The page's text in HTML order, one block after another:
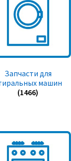
Запчасти для
машин
(1466)